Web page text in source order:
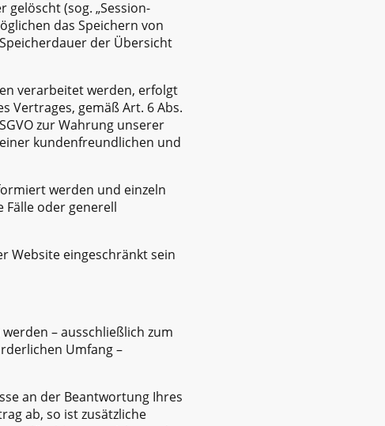
gelöscht (sog. „Session-
das Speichern von
der Übersicht
verarbeitet werden, erfolgt
Vertrages, gemäß Art. 6 Abs.
zur Wahrung unserer
kundenfreundlichen und
werden und einzeln
oder generell
Website eingeschränkt sein
– ausschließlich zum
Umfang –
an der Beantwortung Ihres
ab, so ist zusätzliche